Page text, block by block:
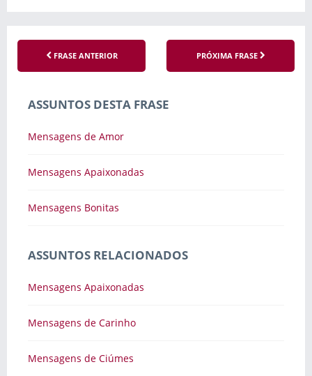
FRASE ANTERIOR PRÓXIMA FRASE
ASSUNTOS DESTA FRASE
Mensagens de Amor
Mensagens Apaixonadas
Mensagens Bonitas
ASSUNTOS RELACIONADOS
Mensagens Apaixonadas
Mensagens de Carinho
Mensagens de Ciúmes